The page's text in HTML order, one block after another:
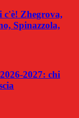
c'è! Zhegrova,
Spinazzola,
2027: chi